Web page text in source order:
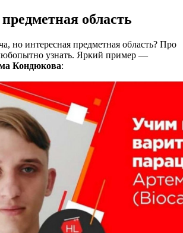
область
но интересная предметная область? Про
узнать. Яркий пример —
Кондюкова: